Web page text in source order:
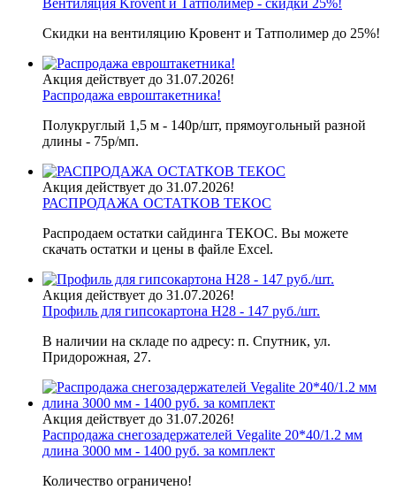
Вентиляция Krovent и Татполимер - скидки 25%!
Скидки на вентиляцию Кровент и Татполимер до 25%!
Акция действует до 31.07.2026!
Распродажа евроштакетника!
Полукруглый 1,5 м - 140р/шт, прямоугольный разной
длины - 75р/мп.
Акция действует до 31.07.2026!
РАСПРОДАЖА ОСТАТКОВ ТЕКОС
Распродаем остатки сайдинга ТЕКОС. Вы можете
скачать остатки и цены в файле Excel.
Акция действует до 31.07.2026!
Профиль для гипсокартона H28 - 147 руб./шт.
В наличии на складе по адресу: п. Спутник, ул.
Придорожная, 27.
Акция действует до 31.07.2026!
Распродажа снегозадержателей Vegalite 20*40/1.2 мм
длина 3000 мм - 1400 руб. за комплект
Количество ограничено!